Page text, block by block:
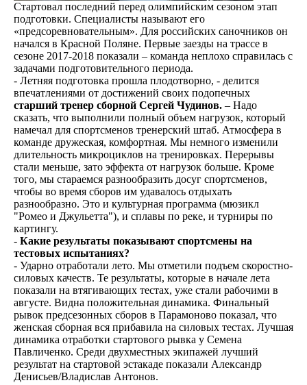
Стартовал последний перед олимпийским сезоном этап
подготовки. Специалисты называют его
«предсоревновательным». Для российских саночников он
начался в Красной Поляне. Первые заезды на трассе в
сезоне 2017-2018 показали – команда неплохо справилась с
задачами подготовительного периода.
- Летняя подготовка прошла плодотворно, - делится
впечатлениями от достижений своих подопечных
старший тренер сборной Сергей Чудинов. – Надо
сказать, что выполнили полный объем нагрузок, который
намечал для спортсменов тренерский штаб. Атмосфера в
команде дружеская, комфортная. Мы немного изменили
длительность микроциклов на тренировках. Перерывы
стали меньше, зато эффекта от нагрузок больше. Кроме
того, мы стараемся разнообразить досуг спортсменов,
чтобы во время сборов им удавалось отдыхать
разнообразно. Это и культурная программа (мюзикл
"Ромео и Джульетта"), и сплавы по реке, и турниры по
картингу.
- Какие результаты показывают спортсмены на
тестовых испытаниях?
- Ударно отработали лето. Мы отметили подъем скоростно-
силовых качеств. Те результаты, которые в начале лета
показали на втягивающих тестах, уже стали рабочими в
августе. Видна положительная динамика. Финальный
рывок предсезонных сборов в Парамоново показал, что
женская сборная вся прибавила на силовых тестах. Лучшая
динамика отработки стартового рывка у Семена
Павличенко. Среди двухместных экипажей лучший
результат на стартовой эстакаде показали Александр
Денисьев/Владислав Антонов.